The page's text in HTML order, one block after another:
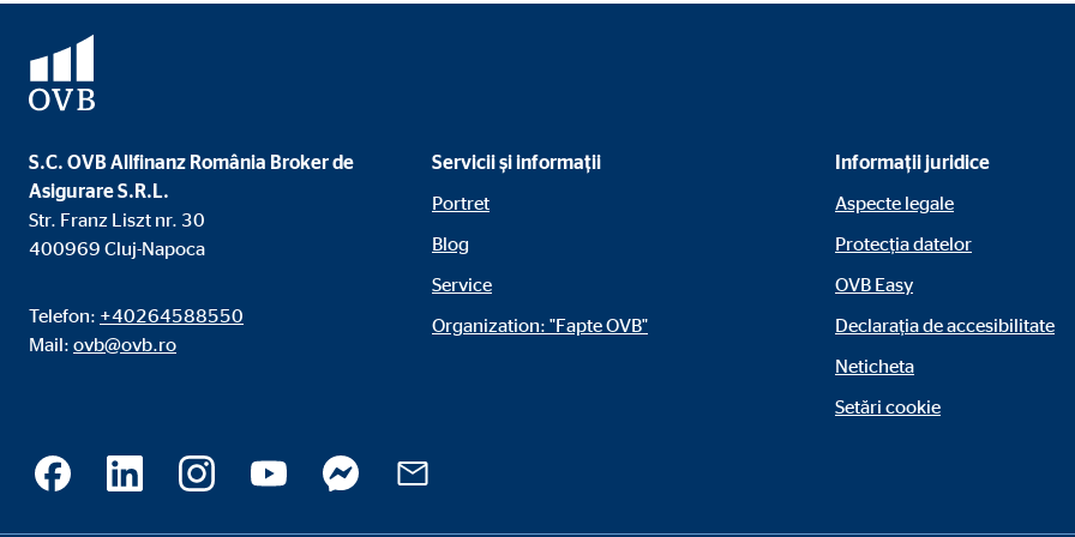
S.C. OVB Allfinanz România Broker de
Asigurare S.R.L.
Str. Franz Liszt nr. 30
400969 Cluj-Napoca
Telefon: +40264588550
Mail: ovb@ovb.ro
Servicii și informații
Portret
Blog
Service
Organization: "Fapte OVB"
Informații juridice
Aspecte legale
Protecția datelor
OVB Easy
Declarația de accesibilitate
Neticheta
Setări cookie
Adform | Destinatar: OVB, Adform A/S
Nume:
ad campaign
Medii externe